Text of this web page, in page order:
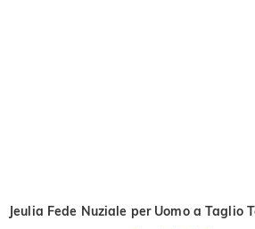
Jeulia Fede Nuziale per Uomo a Taglio